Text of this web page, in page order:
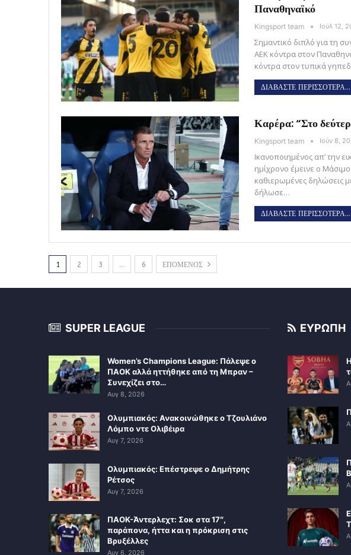
Παναθηναϊκό
Kingsport team Ιούλ 12,
Σημαντικό διπλό για τη
ΑΕΚ κόντρα στον
κόντρα στον τυπικά
ΔΙΑΒΑΣΤΕ ΠΕΡΙΣΣΟΤΕΡΑ...
Καρέρα: “Στο
Kingsport team Ιούν 8,
Ικανοποιημένος απ’ την
ημίχρονο έμεινε ο
καθιερωμένες δηλώσεις
δήλωσε…
ΔΙΑΒΑΣΤΕ ΠΕΡΙΣΣΟΤΕΡΑ...
1 2 3 … 6 ΕΠΟΜΕΝΟΣ
SUPER LEAGUE
Women’s Champions League: Πάλεψε ο
ΠΑΟΚ αλλά ηττήθηκε από τη Μπραν –
Συνεχίζει στο…
Αυγ 8, 2026
Ολυμπιακός: Ανακοινώθηκε ο Τζουλιάνο
Λόμπο ντε Ολιβέιρα
Αυγ 7, 2026
Ολυμπιακός: Επέστρεψε ο Δημήτρης
Ρέτσος
Αυγ 7, 2026
ΠΑΟΚ-Άντερλεχτ: Σοκ στα 17″,
παράπονα, ήττα και η πρόκριση στις
Βρυξέλλες
Αυγ 6, 2026
ΕΥΡΩΠΗ